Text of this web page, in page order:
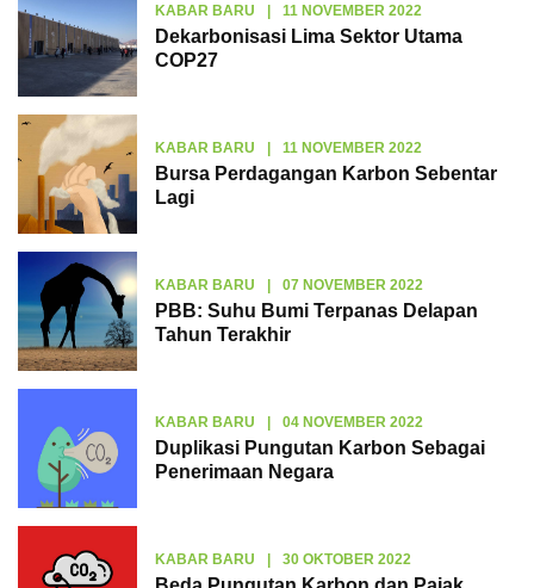
KABAR BARU | 11 NOVEMBER 2022
Dekarbonisasi Lima Sektor Utama
COP27
KABAR BARU | 11 NOVEMBER 2022
Bursa Perdagangan Karbon Sebentar
Lagi
KABAR BARU | 07 NOVEMBER 2022
PBB: Suhu Bumi Terpanas Delapan
Tahun Terakhir
KABAR BARU | 04 NOVEMBER 2022
Duplikasi Pungutan Karbon Sebagai
Penerimaan Negara
KABAR BARU | 30 OKTOBER 2022